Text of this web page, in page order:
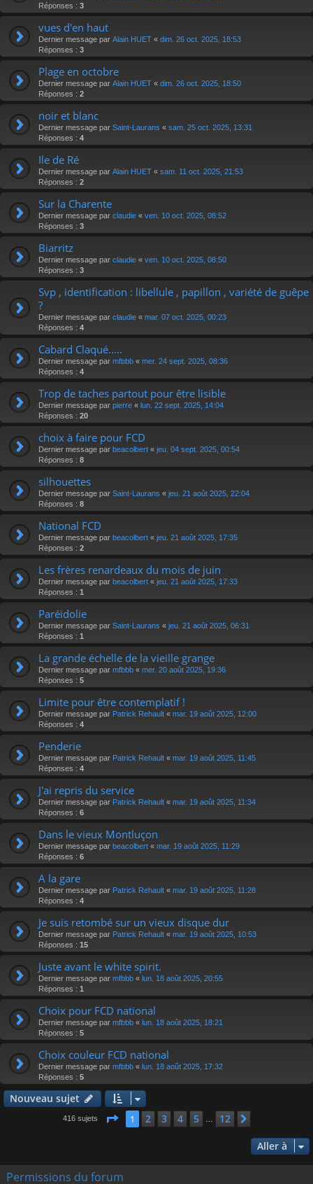
Réponses : 3
vues d'en haut
Dernier message par Alain HUET « dim. 26 oct. 2025, 18:53
Réponses : 3
Plage en octobre
Dernier message par Alain HUET « dim. 26 oct. 2025, 18:50
Réponses : 2
noir et blanc
Dernier message par Saint-Laurans « sam. 25 oct. 2025, 13:31
Réponses : 4
Ile de Ré
Dernier message par Alain HUET « sam. 11 oct. 2025, 21:53
Réponses : 2
Sur la Charente
Dernier message par claudie « ven. 10 oct. 2025, 08:52
Réponses : 3
Biarritz
Dernier message par claudie « ven. 10 oct. 2025, 08:50
Réponses : 3
Svp , identification : libellule , papillon , variété de guêpe
?
Dernier message par claudie « mar. 07 oct. 2025, 00:23
Réponses : 4
Cabard Claqué.....
Dernier message par mfbbb « mer. 24 sept. 2025, 08:36
Réponses : 4
Trop de taches partout pour être lisible
Dernier message par pierre « lun. 22 sept. 2025, 14:04
Réponses : 20
choix à faire pour FCD
Dernier message par beacolbert « jeu. 04 sept. 2025, 00:54
Réponses : 8
silhouettes
Dernier message par Saint-Laurans « jeu. 21 août 2025, 22:04
Réponses : 8
National FCD
Dernier message par beacolbert « jeu. 21 août 2025, 17:35
Réponses : 2
Les frères renardeaux du mois de juin
Dernier message par beacolbert « jeu. 21 août 2025, 17:33
Réponses : 1
Paréidolie
Dernier message par Saint-Laurans « jeu. 21 août 2025, 06:31
Réponses : 1
La grande échelle de la vieille grange
Dernier message par mfbbb « mer. 20 août 2025, 19:36
Réponses : 5
Limite pour être contemplatif !
Dernier message par Patrick Rehault « mar. 19 août 2025, 12:00
Réponses : 4
Penderie
Dernier message par Patrick Rehault « mar. 19 août 2025, 11:45
Réponses : 4
J'ai repris du service
Dernier message par Patrick Rehault « mar. 19 août 2025, 11:34
Réponses : 6
Dans le vieux Montluçon
Dernier message par beacolbert « mar. 19 août 2025, 11:29
Réponses : 6
A la gare
Dernier message par Patrick Rehault « mar. 19 août 2025, 11:28
Réponses : 4
Je suis retombé sur un vieux disque dur
Dernier message par Patrick Rehault « mar. 19 août 2025, 10:53
Réponses : 15
Juste avant le white spirit.
Dernier message par mfbbb « lun. 18 août 2025, 20:55
Réponses : 1
Choix pour FCD national
Dernier message par mfbbb « lun. 18 août 2025, 18:21
Réponses : 5
Choix couleur FCD national
Dernier message par mfbbb « lun. 18 août 2025, 17:32
Réponses : 5
Nouveau sujet
416 sujets Page 1sur 12
1 2 3 4 5 12
Aller à
Permissions du forum